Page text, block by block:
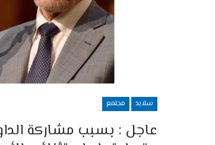
سلايد مجتمع
عاجل : بسبب مشاركة